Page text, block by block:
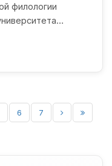
филологии
6 7